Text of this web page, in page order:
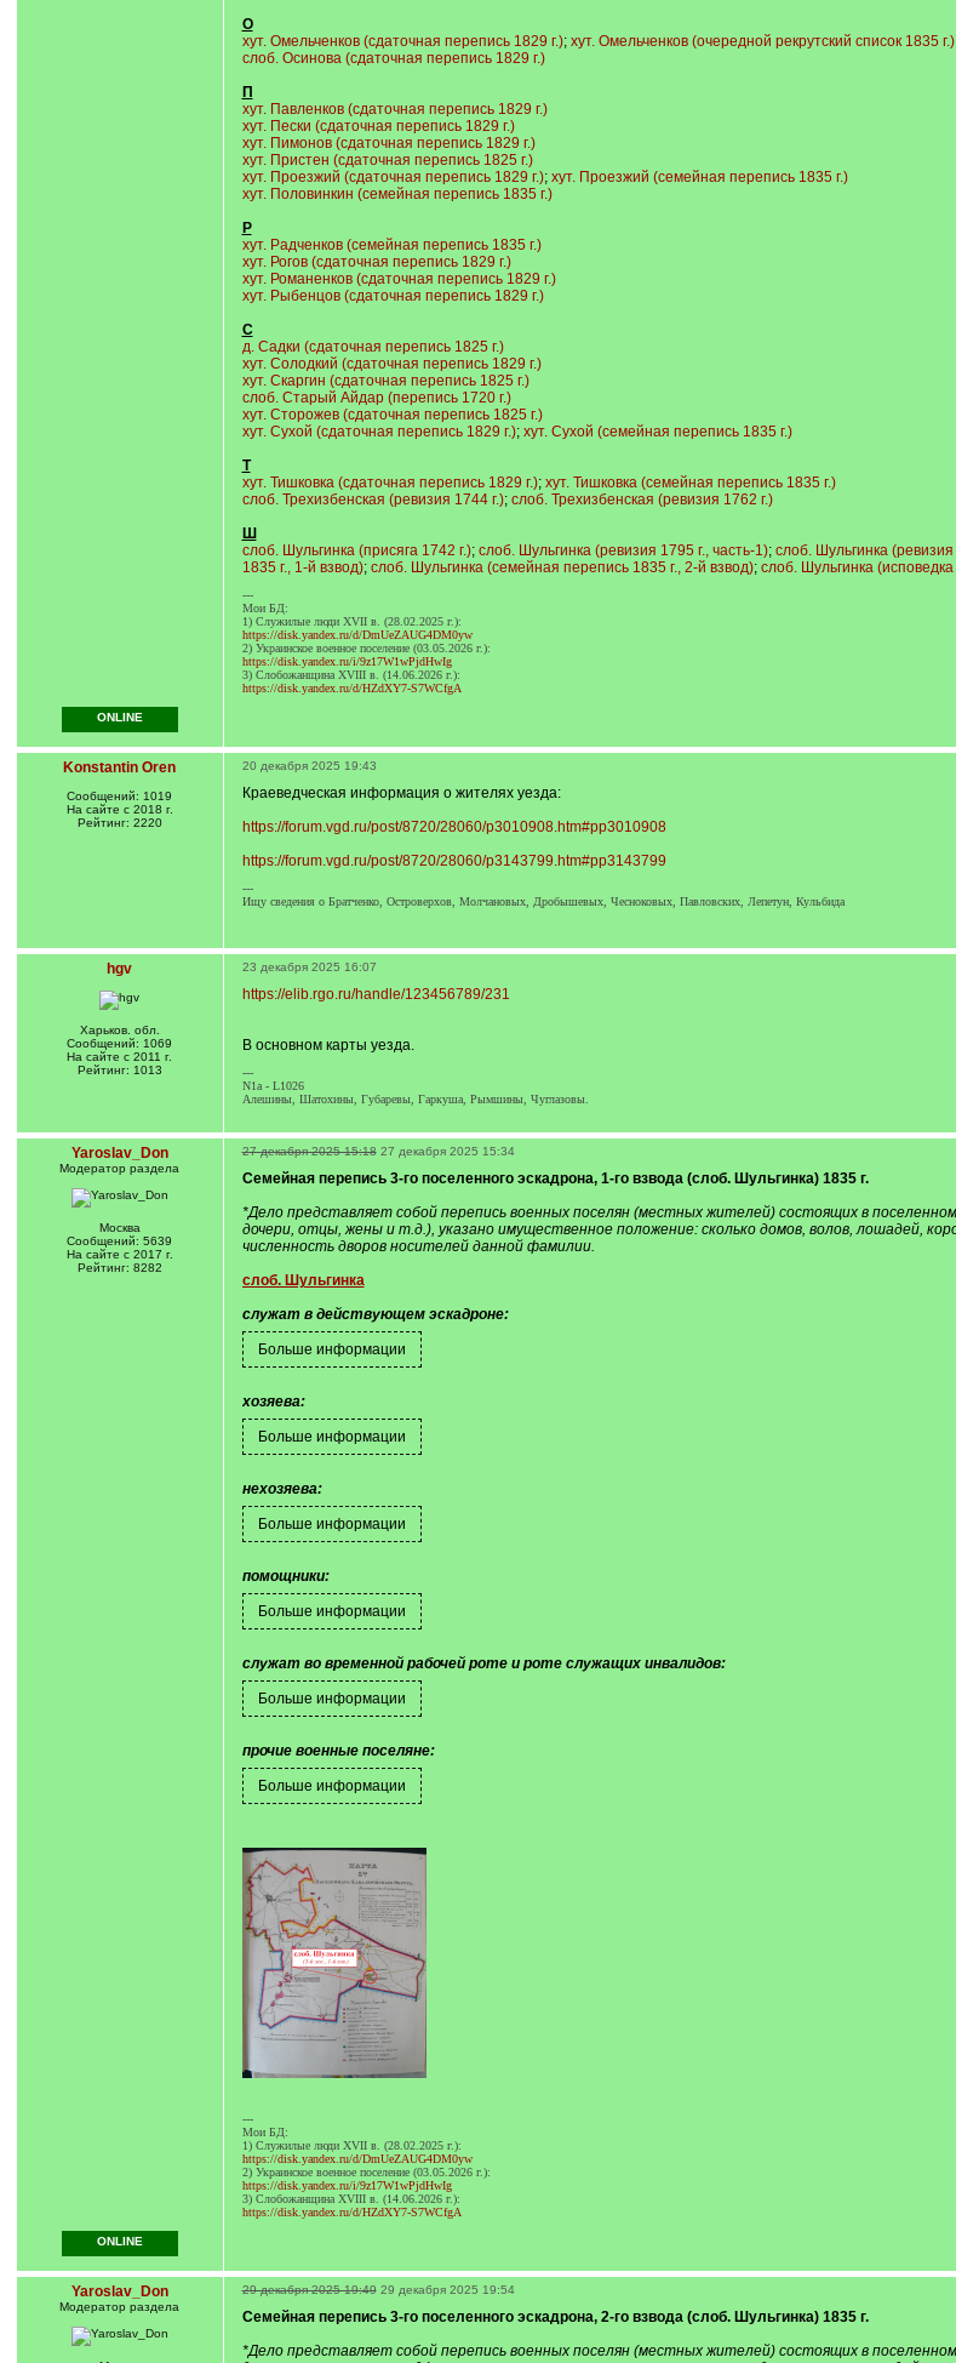
О
хут. Омельченков (сдаточная перепись 1829 г.); хут. Омельченков (очередной рекрутский список 1835 г.)
слоб. Осинова (сдаточная перепись 1829 г.)
П
хут. Павленков (сдаточная перепись 1829 г.)
хут. Пески (сдаточная перепись 1829 г.)
хут. Пимонов (сдаточная перепись 1829 г.)
хут. Пристен (сдаточная перепись 1825 г.)
хут. Проезжий (сдаточная перепись 1829 г.); хут. Проезжий (семейная перепись 1835 г.)
хут. Половинкин (семейная перепись 1835 г.)
Р
хут. Радченков (семейная перепись 1835 г.)
хут. Рогов (сдаточная перепись 1829 г.)
хут. Романенков (сдаточная перепись 1829 г.)
хут. Рыбенцов (сдаточная перепись 1829 г.)
С
д. Садки (сдаточная перепись 1825 г.)
хут. Солодкий (сдаточная перепись 1829 г.)
хут. Скаргин (сдаточная перепись 1825 г.)
слоб. Старый Айдар (перепись 1720 г.)
хут. Сторожев (сдаточная перепись 1825 г.)
хут. Сухой (сдаточная перепись 1829 г.); хут. Сухой (семейная перепись 1835 г.)
Т
хут. Тишковка (сдаточная перепись 1829 г.); хут. Тишковка (семейная перепись 1835 г.)
слоб. Трехизбенская (ревизия 1744 г.); слоб. Трехизбенская (ревизия 1762 г.)
Ш
слоб. Шульгинка (присяга 1742 г.); слоб. Шульгинка (ревизия 1795 г., часть-1); слоб. Шульгинка (ревизия
1835 г., 1-й взвод); слоб. Шульгинка (семейная перепись 1835 г., 2-й взвод); слоб. Шульгинка
---
Мои БД:
1) Служилые люди XVII в. (28.02.2025 г.):
https://disk.yandex.ru/d/DmUeZAUG4DM0yw
2) Украинское военное поселение (03.05.2026 г.):
https://disk.yandex.ru/i/9z17W1wPjdHwIg
3) Слобожанщина XVIII в. (14.06.2026 г.):
https://disk.yandex.ru/d/HZdXY7-S7WCfgA
ONLINE
Konstantin Oren
Сообщений: 1019
На сайте с 2018 г.
Рейтинг: 2220
20 декабря 2025 19:43
Краеведческая информация о жителях уезда:
https://forum.vgd.ru/post/8720/28060/p3010908.htm#pp3010908
https://forum.vgd.ru/post/8720/28060/p3143799.htm#pp3143799
---
Ищу сведения о Братченко, Островерхов, Молчановых, Дробышевых, Чесноковых, Павловских, Лепетун, Кульбида
hgv
Харьков. обл.
Сообщений: 1069
На сайте с 2011 г.
Рейтинг: 1013
23 декабря 2025 16:07
https://elib.rgo.ru/handle/123456789/231
В основном карты уезда.
---
N1a - L1026
Алешины, Шатохины, Губаревы, Гаркуша, Рымшины, Чуглазовы.
Yaroslav_Don
Модератор раздела
Москва
Сообщений: 5639
На сайте с 2017 г.
Рейтинг: 8282
27 декабря 2025 15:18 27 декабря 2025 15:34
Семейная перепись 3-го поселенного эскадрона, 1-го взвода (слоб. Шульгинка) 1835 г.
*Дело представляет собой перепись военных поселян (местных жителей) состоящих в
дочери, отцы, жены и т.д.), указано имущественное положение: сколько домов, волов, лошадей,
численность дворов носителей данной фамилии.
слоб. Шульгинка
служат в действующем эскадроне:
хозяева:
нехозяева:
помощники:
служат во временной рабочей роте и роте служащих инвалидов:
прочие военные поселяне:
---
Мои БД:
1) Служилые люди XVII в. (28.02.2025 г.):
https://disk.yandex.ru/d/DmUeZAUG4DM0yw
2) Украинское военное поселение (03.05.2026 г.):
https://disk.yandex.ru/i/9z17W1wPjdHwIg
3) Слобожанщина XVIII в. (14.06.2026 г.):
https://disk.yandex.ru/d/HZdXY7-S7WCfgA
ONLINE
Yaroslav_Don
Модератор раздела
29 декабря 2025 19:49 29 декабря 2025 19:54
Семейная перепись 3-го поселенного эскадрона, 2-го взвода (слоб. Шульгинка) 1835 г.
*Дело представляет собой перепись военных поселян (местных жителей) состоящих в